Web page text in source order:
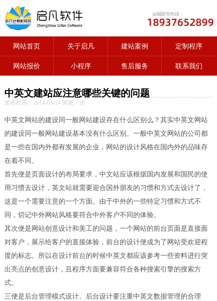
网站首页 关于启凡 建站案例 定制程序
网站报价 小程序 售后服务 联系我们
中英文建站应注意哪些关键的问题
发布时间：2014-01-14 浏览： 次
中英文网站的建设同一般网站建设存在什么区别么？其实中英文网站
的建设同一般网站建设基本没有什么区别。一般中英文网站的公司都
是一些在国内外都有发展的企业，网站的设计风格在国内外的品味存
在着不同。
首先便是页面设计的布局要求，中文站应该根据国内发展和国民的使
用习惯去设计，英文站就需要迎合国外朋友的习惯和方式去设计了，
这是一个需要注意的一个方面。由于中外的一些特定习惯和方式不
同，切记中外网站风格要符合中外客户不同的体验。
其次便是网站创意设计和美工的问题，一个网站的前台页面是直接面
对客户，展示给客户的直接体验，前台的设计便成为了网站受欢迎程
度的标志。所以在设计前台的时候中英文都应该参考一些资料进行突
出亮点的创意设计，且程序方面要兼容符合各种搜索引擎的搜索方
式。
三便是后台管理模式设计。后台设计要注重中英文数据管理的合理